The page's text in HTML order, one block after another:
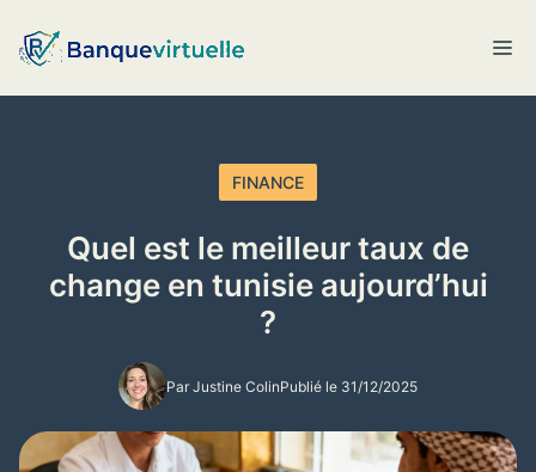
au
contenu
FINANCE
Quel est le meilleur taux de
change en tunisie aujourd’hui
?
Par Justine ColinPublié le 31/12/2025